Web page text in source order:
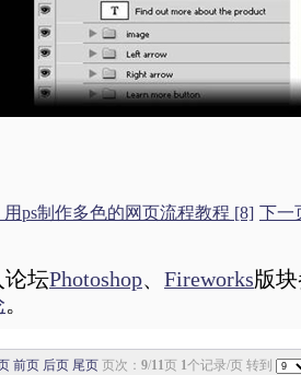
用ps制作多色的网页流程教程 [8] 下一
坛Photoshop、 Fireworks版
。
前页 后页 尾页 页次： 9/11页 1个记录/页 转到